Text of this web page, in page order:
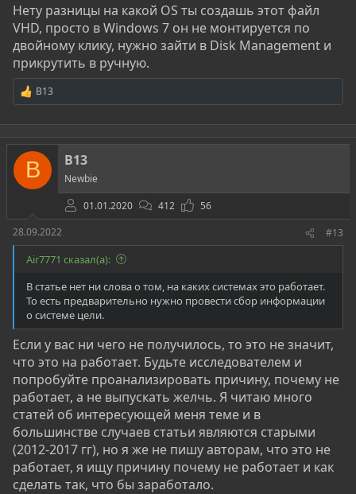
Нету разницы на какой OS ты создашь этот файл
VHD, просто в Windows 7 он не монтируется по
двойному клику, нужно зайти в Disk Management и
прикрутить в ручную.
Р
е
а
ц
и
:
B13
B B13
Newbie
01.01.2020
412
56
28.09.2022
#13
Air7771 сказал(а):
В статье нет ни слова о том, на каких системах это работает.
То есть предварительно нужно провести сбор информации
о системе цели.
Если у вас ни чего не получилось, то это не значит,
что это на работает. Будьте исследователем и
попробуйте проанализировать причину, почему не
работает, а не выпускать желчь. Я читаю много
статей об интересующей меня теме и в
большинстве случаев статьи являются старыми
(2012-2017 гг), но я же не пишу авторам, что это не
работает, я ищу причину почему не работает и как
сделать так, что бы заработало.